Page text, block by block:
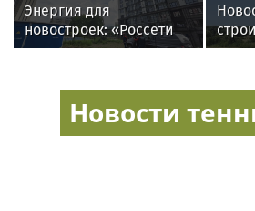
Энергия для
новостроек: «Россети
Новосибирск»
МВт мощности для
новых жилых
кварталовНовости